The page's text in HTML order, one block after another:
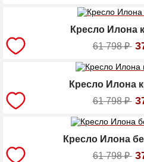
Кресло Илона
61 798₽
Кресло Илона
61 798₽
Кресло Илона
61 798₽